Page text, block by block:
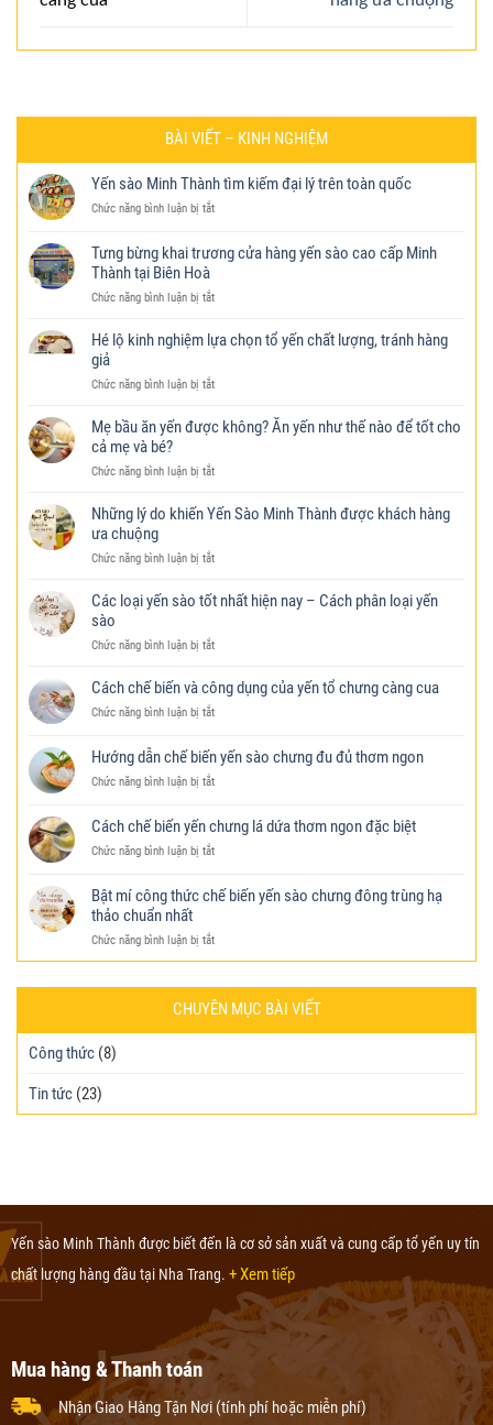
BÀI VIẾT – KINH NGHIỆM
Yến sào Minh Thành tìm kiếm đại lý trên toàn quốc
Chức năng bình luận bị tắtở
Minh
tìm
lý
toàn
Tưng bừng khai trương cửa hàng yến sào cao cấp Minh
Thành tại Biên Hoà
Chức năng bình luận bị tắtở
khai
cửa
yến
sào
cấp
Thành
Hoà
Hé lộ kinh nghiệm lựa chọn tổ yến chất lượng, tránh hàng
giả
Chức năng bình luận bị tắtở
kinh
lựa
tổ
yến
lượng,
hàng
Mẹ bầu ăn yến được không? Ăn yến như thế nào để tốt cho
cả mẹ và bé?
Chức năng bình luận bị tắtở
bầu
ăn
được
Ăn
yến
thế
để
cho
mẹ
và
bé?
Những lý do khiến Yến Sào Minh Thành được khách hàng
ưa chuộng
Chức năng bình luận bị tắtở
lý
do
Yến
Minh
Thành
được
hàng
ưa
chuộng
Các loại yến sào tốt nhất hiện nay – Cách phân loại yến
sào
Chức năng bình luận bị tắtở
loại
yến
sào
nhất
hiện
nay
Cách
loại
sào
Cách chế biến và công dụng của yến tổ chưng càng cua
Chức năng bình luận bị tắtở
biến
và
dụng
của
yến
chưng
càng
Hướng dẫn chế biến yến sào chưng đu đủ thơm ngon
Chức năng bình luận bị tắtở
chế
biến
sào
chưng
đủ
Cách chế biến yến chưng lá dứa thơm ngon đặc biệt
Chức năng bình luận bị tắtở
chế
biến
chưng
thơm
ngon
Bật mí công thức chế biến yến sào chưng đông trùng hạ
thảo chuẩn nhất
Chức năng bình luận bị tắtở
công
thức
đông
nhất
CHUYÊN MỤC BÀI VIẾT
Công thức (8)
Tin tức (23)
Yến sào Minh Thành được biết đến là cơ sở sản xuất và cung cấp tổ yến uy tín
chất lượng hàng đầu tại Nha Trang. + Xem tiếp
Mua hàng & Thanh toán
Nhận Giao Hàng Tận Nơi (tính phí hoặc miễn phí)